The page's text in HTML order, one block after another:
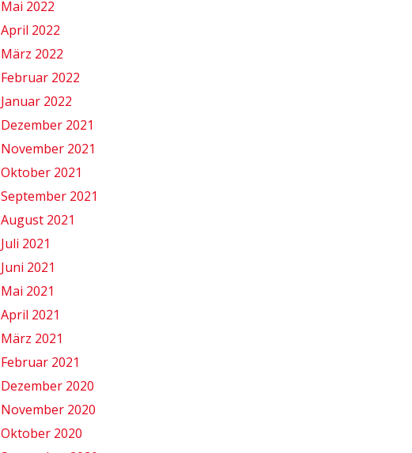
Mai 2022
April 2022
März 2022
Februar 2022
Januar 2022
Dezember 2021
November 2021
Oktober 2021
September 2021
August 2021
Juli 2021
Juni 2021
Mai 2021
April 2021
März 2021
Februar 2021
Dezember 2020
November 2020
Oktober 2020